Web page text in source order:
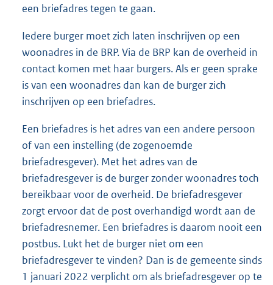
een briefadres tegen te gaan.
Iedere burger moet zich laten inschrijven op een
woonadres in de BRP. Via de BRP kan de overheid in
contact komen met haar burgers. Als er geen sprake
is van een woonadres dan kan de burger zich
inschrijven op een briefadres.
Een briefadres is het adres van een andere persoon
of van een instelling (de zogenoemde
briefadresgever). Met het adres van de
briefadresgever is de burger zonder woonadres toch
bereikbaar voor de overheid. De briefadresgever
zorgt ervoor dat de post overhandigd wordt aan de
briefadresnemer. Een briefadres is daarom nooit een
postbus. Lukt het de burger niet om een
briefadresgever te vinden? Dan is de gemeente sinds
1 januari 2022 verplicht om als briefadresgever op te